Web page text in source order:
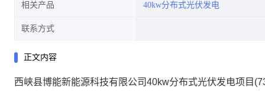
相关产品 40kw分布式光伏发电
联系方式
正文内容
西峡县博能新能源科技有限公司40kw分布式光伏发电项目